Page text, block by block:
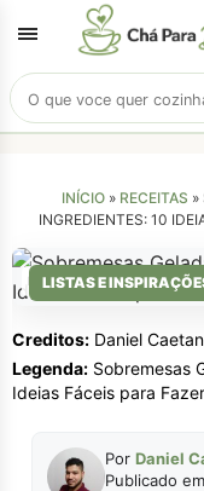
Buscar
receitas
INÍCIO » RECEITAS »
INGREDIENTES: 10
LISTAS E
Daniel Caetano
Creditos: Daniel
Legenda: Sobremesas
Ideias Fáceis para
Por Daniel
Publicado